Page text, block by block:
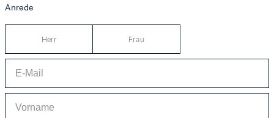
Anrede
Herr Frau